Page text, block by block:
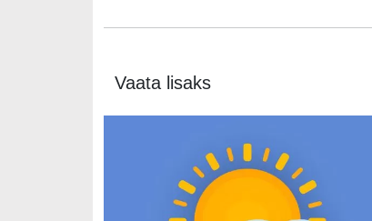
Vaata lisaks